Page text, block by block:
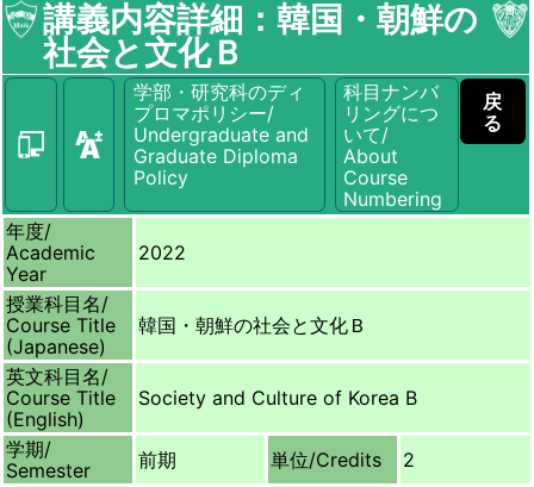
講義内容詳細：韓国・朝鮮の
社会と文化Ｂ
学部・研究科のディ
プロマポリシー/
Undergraduate and
Graduate Diploma
Policy
科目ナンバ
リングにつ
いて/
About
Course
Numbering
戻
る
年度/
Academic
Year
2022
授業科目名/
Course Title
(Japanese)
韓国・朝鮮の社会と文化Ｂ
英文科目名/
Course Title
(English)
Society and Culture of Korea B
学期/
Semester
前期 単位/Credits
2